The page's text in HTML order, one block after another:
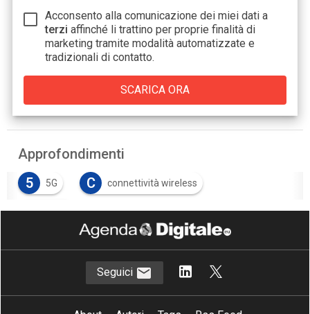
Acconsento alla comunicazione dei miei dati a
terzi affinché li trattino per proprie finalità di
marketing tramite modalità automatizzate e
tradizionali di contatto.
Approfondimenti
5
5G C connettività wireless
T Telco
Seguici